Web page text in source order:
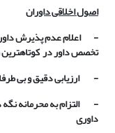
اصول اخلاقی داوران
- اعلام عدم پذیرش
تخصص داور در
- ارزیابی دقیق و بی
- التزام به محرمانه نگه
داوری